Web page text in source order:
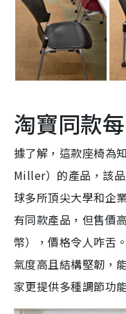
淘寶同款
據了解，這款座椅為
Miller）的產品，該
球多所頂尖大學和企
有同款產品，但售價
幣），價格令人咋舌
氣度高且結構堅韌，
家更提供多種調節功